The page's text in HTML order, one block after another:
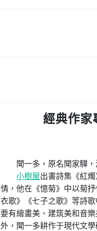
經典作
聞一多，原名聞家驊
小樹屋出書詩集《紅
情，他在《憶菊》中以菊
衣歌》《七子之歌》等詩
要有繪畫美、建筑美和音
外，聞一多耕作于現代文